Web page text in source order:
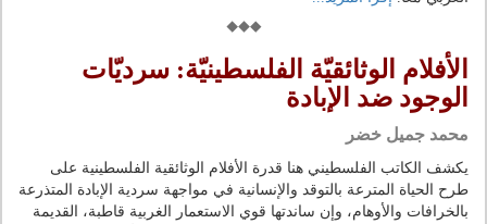
الأفلام الوثائقيّة الفلسطينيّة: سرديّات
الوجود ضد الإبادة
محمد جميل خضر
يكشف الكاتب الفلسطيني هنا قدرة الأفلام الوثائقية الفلسطينية على
طرح الحياة المترعة بالتوقد والإنسانية في مواجهة سردية الإبادة المتذرعة
بالخرافات والأوهام، وإن ساندتها قوي الاستعمار الغربية قاطبة، القديمة